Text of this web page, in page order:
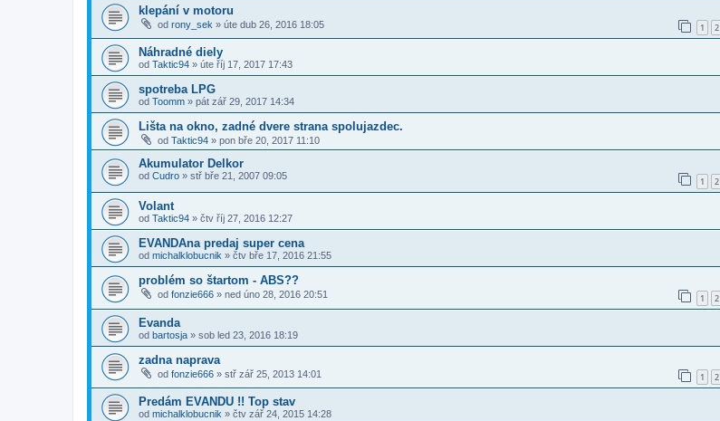
klepání v motoru
od rony_sek » úte dub 26, 2016 18:05 1 2
Náhradné diely
od Taktic94 » úte říj 17, 2017 17:43
spotreba LPG
od Toomm » pát zář 29, 2017 14:34
Lišta na okno, zadné dvere strana spolujazdec.
od Taktic94 » pon bře 20, 2017 11:10
Akumulator Delkor
od Cudro » stř bře 21, 2007 09:05 1 2
Volant
od Taktic94 » čtv říj 27, 2016 12:27
EVANDAna predaj super cena
od michalklobucnik » čtv bře 17, 2016 21:55
problém so štartom - ABS??
od fonzie666 » ned úno 28, 2016 20:51 1 2
Evanda
od bartosja » sob led 23, 2016 18:19
zadna naprava
od fonzie666 » stř zář 25, 2013 14:01 1 2
Predám EVANDU !! Top stav
od michalklobucnik » čtv zář 24, 2015 14:28